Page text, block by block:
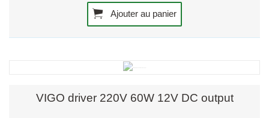
Ajouter au panier
VIGO driver 220V 60W 12V DC output